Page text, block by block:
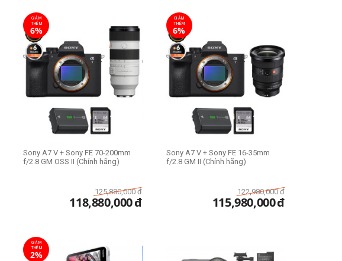
GIẢM
THÊM
6%
Sony A7 V + Sony FE 70-200mm
f/2.8 GM OSS II (Chính hãng)
125,880,000 đ
118,880,000đ
GIẢM
THÊM
6%
Sony A7 V + Sony FE 16-35mm
f/2.8 GM II (Chính hãng)
122,980,000 đ
115,980,000đ
GIẢM
THÊM
2%